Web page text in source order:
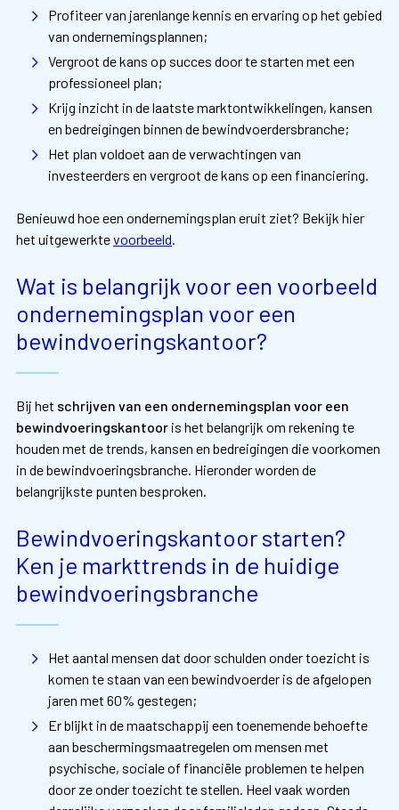
Profiteer van jarenlange kennis en ervaring op het gebied
van ondernemingsplannen;
Vergroot de kans op succes door te starten met een
professioneel plan;
Krijg inzicht in de laatste marktontwikkelingen, kansen
en bedreigingen binnen de bewindvoerdersbranche;
Het plan voldoet aan de verwachtingen van
investeerders en vergroot de kans op een financiering.
Benieuwd hoe een ondernemingsplan eruit ziet? Bekijk hier
het uitgewerktevoorbeeld.
Wat is belangrijk voor een voorbeeld
ondernemingsplan voor een
bewindvoeringskantoor?
Bij het schrijven van een ondernemingsplan voor een
bewindvoeringskantoor is het belangrijk om rekening te
houden met de trends, kansen en bedreigingen die voorkomen
in de bewindvoeringsbranche. Hieronder worden de
belangrijkste punten besproken.
Bewindvoeringskantoor starten?
Ken je markttrends in de huidige
bewindvoeringsbranche
Het aantal mensen dat door schulden onder toezicht is
komen te staan van een bewindvoerder is de afgelopen
jaren met 60% gestegen;
Er blijkt in de maatschappij een toenemende behoefte
aan beschermingsmaatregelen om mensen met
psychische, sociale of financiële problemen te helpen
door ze onder toezicht te stellen. Heel vaak worden